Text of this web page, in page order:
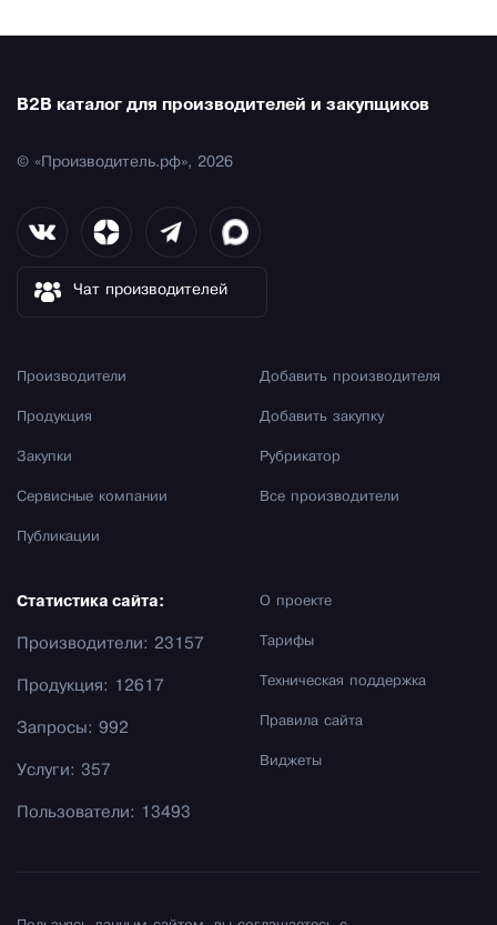
B2B каталог для производителей и закупщиков
© «Производитель.рф», 2026
Чат производителей
Производители
Продукция
Закупки
Сервисные компании
Публикации
Добавить производителя
Добавить закупку
Рубрикатор
Все производители
О проекте
Тарифы
Техническая поддержка
Правила сайта
Виджеты
Статистика сайта:
Производители: 23157
Продукция: 12617
Запросы: 992
Услуги: 357
Пользователи: 13493